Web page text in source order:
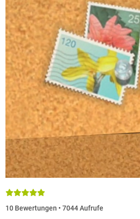
10 Bewertungen • 7044 Aufrufe